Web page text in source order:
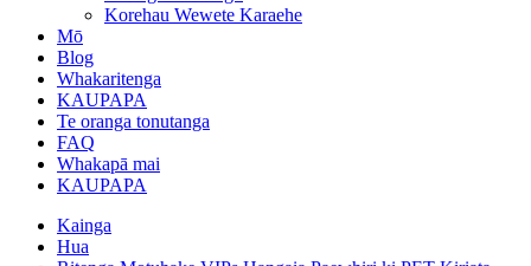
Korehau Wewete Karaehe
Mō
Blog
Whakaritenga
KAUPAPA
Te oranga tonutanga
FAQ
Whakapā mai
KAUPAPA
Kainga
Hua